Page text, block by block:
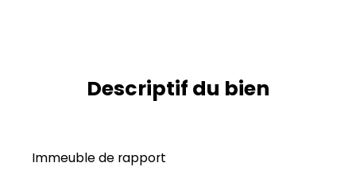
Descriptif du bien
Immeuble de rapport